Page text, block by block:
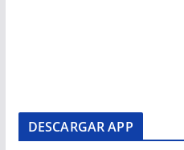
DESCARGAR APP